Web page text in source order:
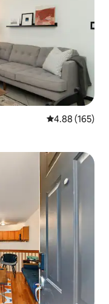
Calificación
4.88 (165)